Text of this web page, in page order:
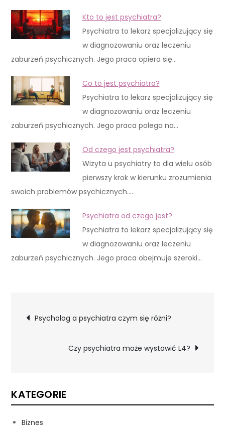
Kto to jest psychiatra?
Psychiatra to lekarz specjalizujący się
w diagnozowaniu oraz leczeniu
zaburzeń psychicznych. Jego praca opiera się…
Co to jest psychiatra?
Psychiatra to lekarz specjalizujący się
w diagnozowaniu oraz leczeniu
zaburzeń psychicznych. Jego praca polega na…
Od czego jest psychiatra?
Wizyta u psychiatry to dla wielu osób
pierwszy krok w kierunku zrozumienia
swoich problemów psychicznych.…
Psychiatra od czego jest?
Psychiatra to lekarz specjalizujący się
w diagnozowaniu oraz leczeniu
zaburzeń psychicznych. Jego praca obejmuje szeroki…
Nawigacja
wpisu
Psycholog a psychiatra czym się różni?
Czy psychiatra może wystawić L4?
KATEGORIE
Biznes